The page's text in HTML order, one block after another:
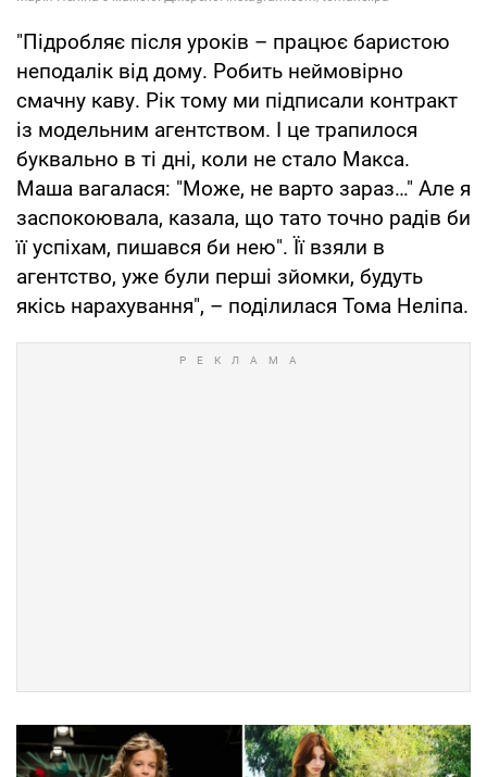
"Підробляє після уроків – працює баристою
неподалік від дому. Робить неймовірно
смачну каву. Рік тому ми підписали контракт
із модельним агентством. І це трапилося
буквально в ті дні, коли не стало Макса.
Маша вагалася: "Може, не варто зараз…" Але я
заспокоювала, казала, що тато точно радів би
її успіхам, пишався би нею". Її взяли в
агентство, уже були перші зйомки, будуть
якісь нарахування", – поділилася Тома Неліпа.